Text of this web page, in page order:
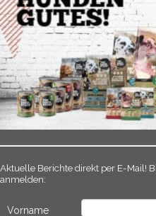
Aktuelle Berichte direkt per E-Mail!
anmelden:
Vorname